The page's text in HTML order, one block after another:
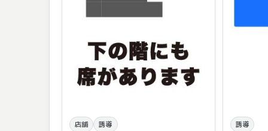
店舗 誘導 誘導